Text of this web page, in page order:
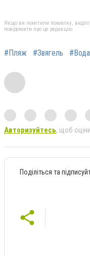
Якщо ви помітили помилку,
повідомити про це редакцію
#Пляж #Звягель #Вода
Авторизуйтесь, щоб
Поділіться та